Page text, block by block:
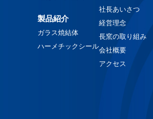
製品紹介
ガラス焼結体
ハーメチックシール
社長あいさつ
経営理念
長窯の取り組み
会社概要
アクセス